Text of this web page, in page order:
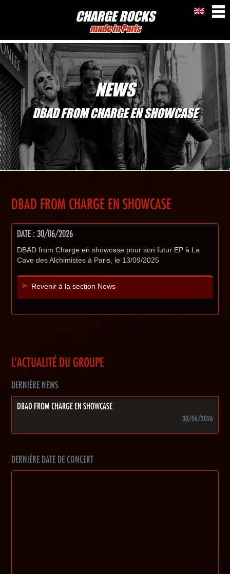
CHARGE ROCKS
made in Paris
NEWS
DBAD FROM CHARGE EN SHOWCASE
DBAD FROM CHARGE EN SHOWCASE
DATE : 30/06/2026
DBAD from Charge en showcase pour son futur EP à La
Cave des Alchimistes à Paris, le 13/09/2025
Revenir à la section News
L'ACTUALITÉ DU GROUPE
DERNIÈRE NEWS
DBAD FROM CHARGE EN SHOWCASE
30/06/2026
DERNIÈRE DATE DE CONCERT